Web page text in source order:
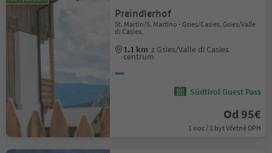
Preindlerhof
St. Martin/S. Martino - Gsies/Casies, Gsies/Valle
di Casies,
1.1 km z Gsies/Valle di Casies
centrum
Südtirol Guest Pass
Od 95€
1 noc / 1 byt Včetně DPH